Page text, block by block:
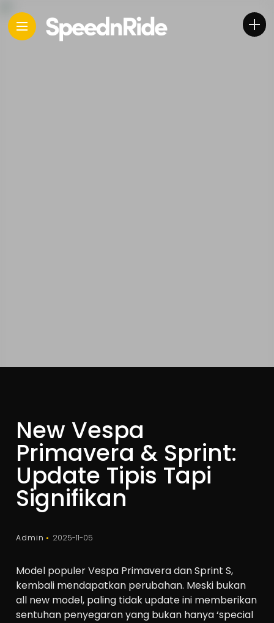
New Vespa
Primavera & Sprint:
Update Tipis Tapi
Signifikan
Admin 2025-11-05
Model populer Vespa Primavera dan Sprint S,
kembali mendapatkan perubahan. Meski bukan
all new model, paling tidak update ini memberikan
sentuhan penyegaran yang bukan hanya ‘special